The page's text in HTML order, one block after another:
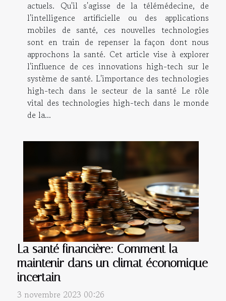
actuels. Qu'il s'agisse de la télémédecine, de
l'intelligence artificielle ou des applications
mobiles de santé, ces nouvelles technologies
sont en train de repenser la façon dont nous
approchons la santé. Cet article vise à explorer
l'influence de ces innovations high-tech sur le
système de santé. L'importance des technologies
high-tech dans le secteur de la santé Le rôle
vital des technologies high-tech dans le monde
de la...
La santé financière: Comment la
maintenir dans un climat économique
incertain
3 novembre 2023 00:26